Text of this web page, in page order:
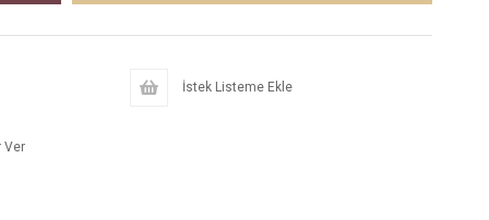
İstek Listeme Ekle
Ver